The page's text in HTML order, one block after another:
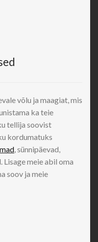
võlu ja maagiat, mis
ka teie
tellija soovist
kordumatuks
, sünnipäevad,
meie abil oma
soov ja meie